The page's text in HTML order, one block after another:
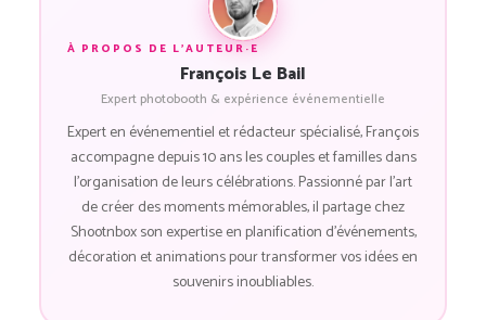
À PROPOS DE L'AUTEUR·E
François Le Bail
Expert photobooth & expérience événementielle
Expert en événementiel et rédacteur spécialisé, François
accompagne depuis 10 ans les couples et familles dans
l'organisation de leurs célébrations. Passionné par l'art
de créer des moments mémorables, il partage chez
Shootnbox son expertise en planification d'événements,
décoration et animations pour transformer vos idées en
souvenirs inoubliables.